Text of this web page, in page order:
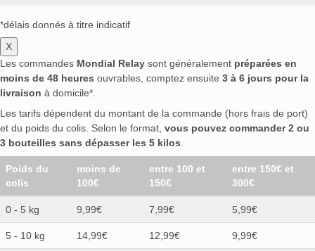
*délais donnés à titre indicatif
X
Les commandes Mondial Relay sont généralement préparées en
moins de 48 heures ouvrables, comptez ensuite 3 à 6 jours pour la
livraison à domicile*.
Les tarifs dépendent du montant de la commande (hors frais de port)
et du poids du colis. Selon le format, vous pouvez commander 2 ou
3 bouteilles sans dépasser les 5 kilos.
Poids du
colis
moins de
100€
entre 100 et
150€
entre 150€ et
300€
0 - 5 kg 9,99€ 7,99€ 5,99€
5 - 10 kg 14,99€ 12,99€ 9,99€